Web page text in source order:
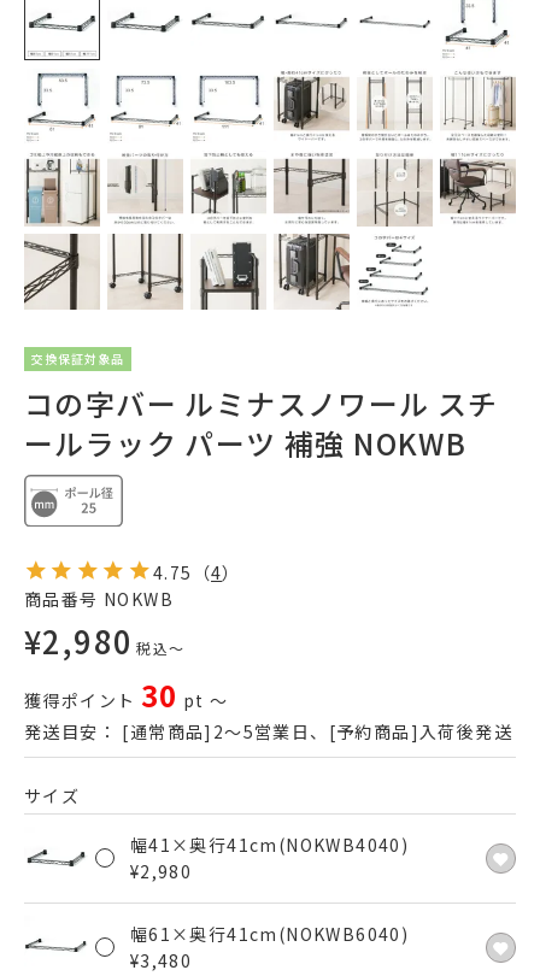
交換保証対象品
コの字バー ルミナスノワール スチ
ールラック パーツ 補強 NOKWB
4.75 （4）
商品番号 NOKWB
¥2,980 税込〜
獲得ポイント 30 pt 〜
発送目安： [通常商品]2～5営業日、[予約商品]入荷後発送
サイズ
幅41×奥行41cm(NOKWB4040)
¥2,980
幅61×奥行41cm(NOKWB6040)
¥3,480